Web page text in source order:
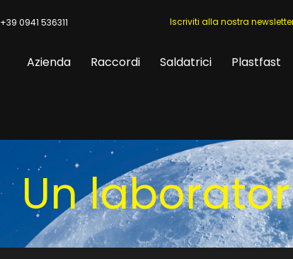
+39 0941 536311 Iscriviti alla nostra
Azienda Raccordi Saldatrici Plastfast
Un